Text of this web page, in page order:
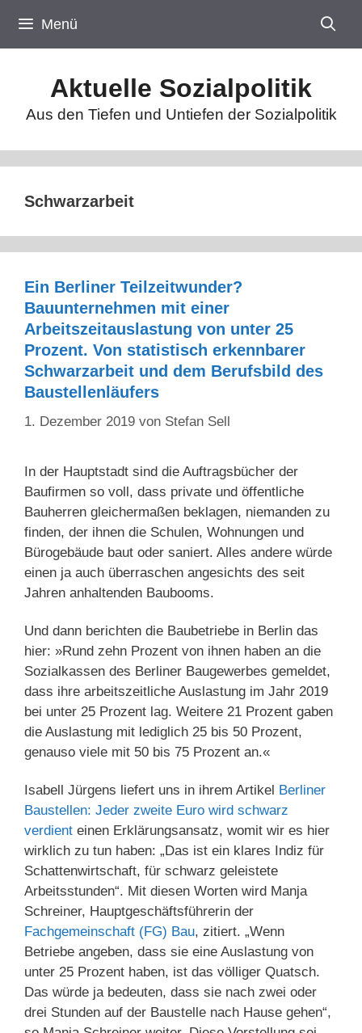
Inhalt
springen
Menü
Aktuelle Sozialpolitik
Aus den Tiefen und Untiefen der Sozialpolitik
Schwarzarbeit
Ein Berliner Teilzeitwunder?
Bauunternehmen mit einer
Arbeitszeitauslastung von unter 25
Prozent. Von statistisch erkennbarer
Schwarzarbeit und dem Berufsbild des
Baustellenläufers
1. Dezember 2019 von Stefan Sell
In der Hauptstadt sind die Auftragsbücher der
Baufirmen so voll, dass private und öffentliche
Bauherren gleichermaßen beklagen, niemanden zu
finden, der ihnen die Schulen, Wohnungen und
Bürogebäude baut oder saniert. Alles andere würde
einen ja auch überraschen angesichts des seit
Jahren anhaltenden Baubooms.
Und dann berichten die Baubetriebe in Berlin das
hier: »Rund zehn Prozent von ihnen haben an die
Sozialkassen des Berliner Baugewerbes gemeldet,
dass ihre arbeitszeitliche Auslastung im Jahr 2019
bei unter 25 Prozent lag. Weitere 21 Prozent gaben
die Auslastung mit lediglich 25 bis 50 Prozent,
genauso viele mit 50 bis 75 Prozent an.«
Isabell Jürgens liefert uns in ihrem Artikel Berliner
Baustellen: Jeder zweite Euro wird schwarz
verdient einen Erklärungsansatz, womit wir es hier
wirklich zu tun haben: „Das ist ein klares Indiz für
Schattenwirtschaft, für schwarz geleistete
Arbeitsstunden“. Mit diesen Worten wird Manja
Schreiner, Hauptgeschäftsführerin der
Fachgemeinschaft (FG) Bau, zitiert. „Wenn
Betriebe angeben, dass sie eine Auslastung von
unter 25 Prozent haben, ist das völliger Quatsch.
Das würde ja bedeuten, dass sie nach zwei oder
drei Stunden auf der Baustelle nach Hause gehen“,